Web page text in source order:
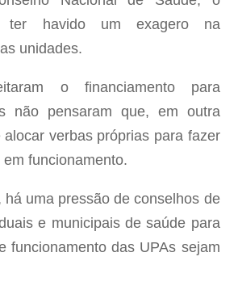
ter havido um exagero na
unidades.
o financiamento para
não pensaram que, em outra
verbas próprias para fazer
funcionamento.
há uma pressão de conselhos de
e municipais de saúde para
funcionamento das UPAs sejam